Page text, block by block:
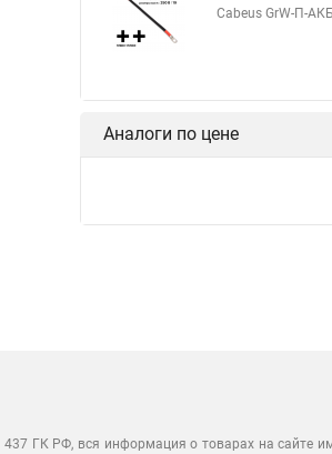
Cabeus GrW-П-
Аналоги по цене
437 ГК РФ, вся информация о товарах на сайте